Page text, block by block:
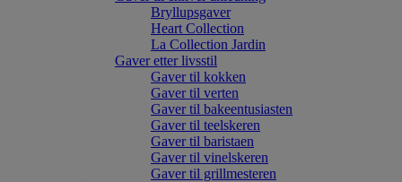
Bryllupsgaver
Heart Collection
La Collection Jardin
Gaver etter livsstil
Gaver til kokken
Gaver til verten
Gaver til bakeentusiasten
Gaver til teelskeren
Gaver til baristaen
Gaver til vinelskeren
Gaver til grillmesteren